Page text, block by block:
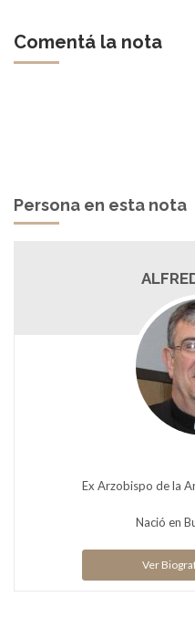
Comentá la nota
Persona en esta nota
Ex Arzobispo de la
Nació en
Ver